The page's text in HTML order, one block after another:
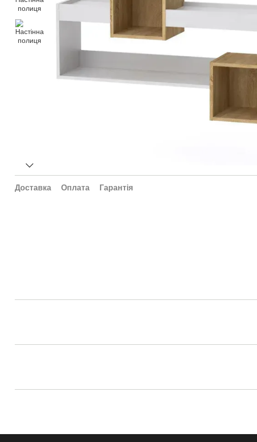
Доставка Оплата Гарантія